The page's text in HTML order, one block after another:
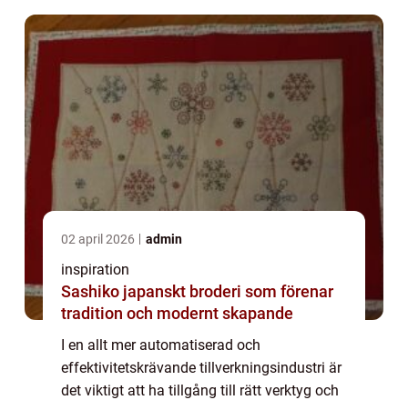
02 april 2026 admin
inspiration
Sashiko japanskt broderi som förenar
tradition och modernt skapande
I en allt mer automatiserad och
effektivitetskrävande tillverkningsindustri är
det viktigt att ha tillgång till rätt verktyg och